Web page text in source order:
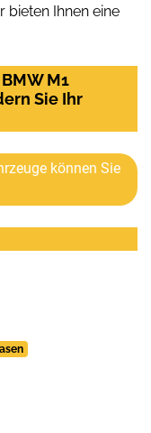
bieten Ihnen eine
M1
Sie Ihr
können Sie